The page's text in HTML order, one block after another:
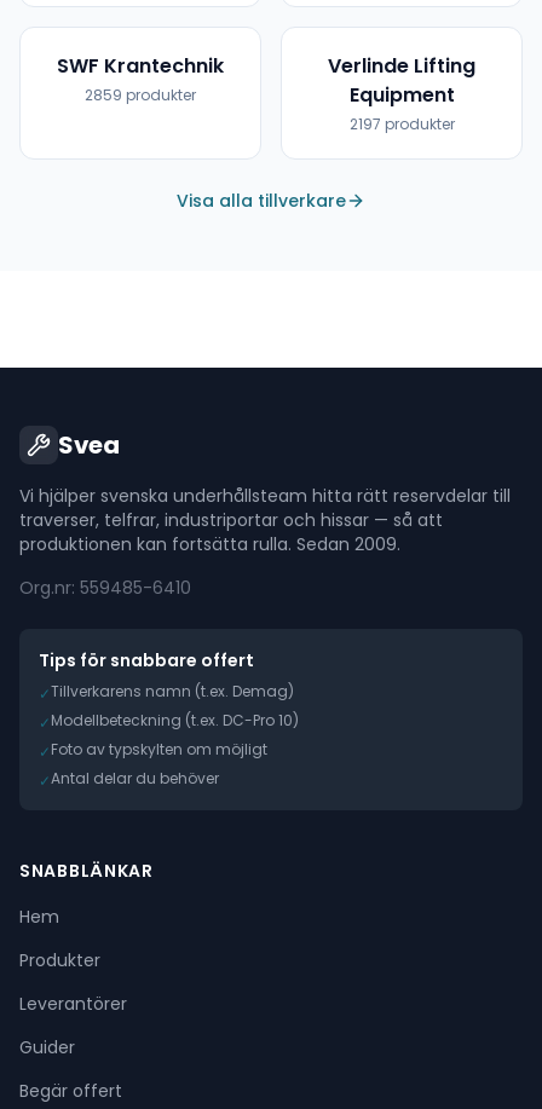
SWF Krantechnik
2859 produkter
Verlinde Lifting
Equipment
2197 produkter
Visa alla tillverkare
Svea
Vi hjälper svenska underhållsteam hitta rätt reservdelar till
traverser, telfrar, industriportar och hissar — så att
produktionen kan fortsätta rulla. Sedan 2009.
Org.nr: 559485-6410
Tips för snabbare offert
✓Tillverkarens namn (t.ex. Demag)
✓Modellbeteckning (t.ex. DC-Pro 10)
✓Foto av typskylten om möjligt
✓Antal delar du behöver
SNABBLÄNKAR
Hem
Produkter
Leverantörer
Guider
Begär offert